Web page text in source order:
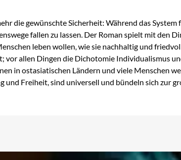
die gewünschte Sicherheit: Während das
fallen zu lassen. Der Roman spielt mit den
leben wollen, wie sie nachhaltig und
vor allen Dingen die Dichotomie Individualismus
in ostasiatischen Ländern und viele Menschen
und Freiheit, sind universell und bündeln sich zur